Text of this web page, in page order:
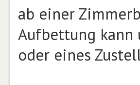
ab einer
Aufbettung kann
oder eines